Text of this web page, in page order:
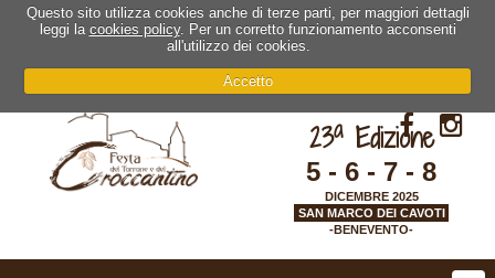
Questo sito utilizza cookies anche di terze parti, per maggiori dettagli
leggi la cookies policy. Per un corretto funzionamento acconsenti
all'utilizzo dei cookies.
Accetto
23aEdizione
5 - 6 - 7 - 8
DICEMBRE 2025
SAN MARCO DEI CAVOTI
-BENEVENTO-